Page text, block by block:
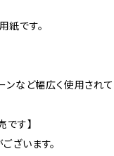
です。
ンなど幅広く使用されて
す】
ざいます。